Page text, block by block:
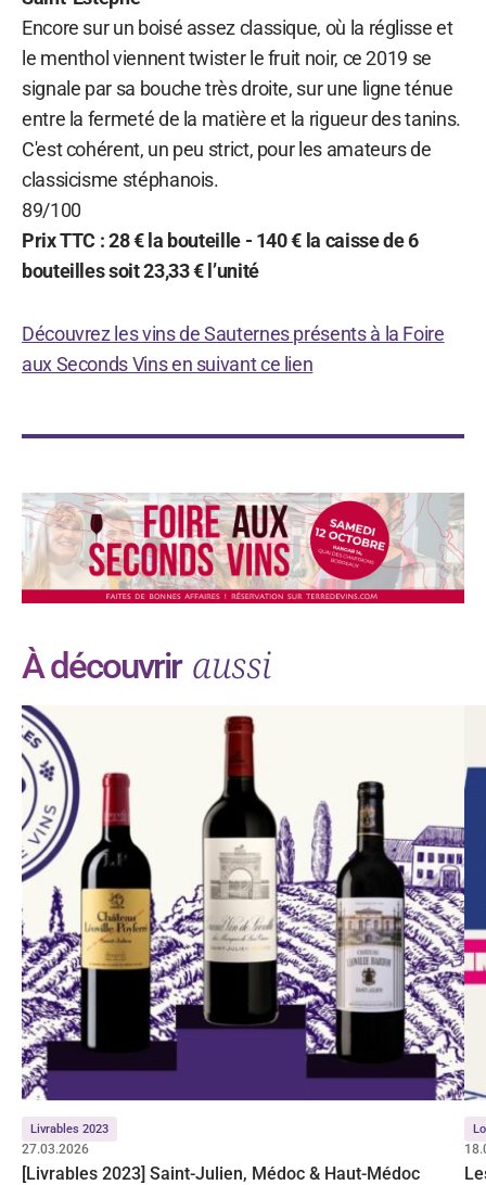
Encore sur un boisé assez classique, où la réglisse et
le menthol viennent twister le fruit noir, ce 2019 se
signale par sa bouche très droite, sur une ligne ténue
entre la fermeté de la matière et la rigueur des tanins.
C'est cohérent, un peu strict, pour les amateurs de
classicisme stéphanois.
89/100
Prix TTC : 28 € la bouteille - 140 € la caisse de 6
bouteilles soit 23,33 € l’unité
Découvrez les vins de Sauternes présents à la Foire
aux Seconds Vins en suivant ce lien
À découvrir aussi
Livrables 2023
27.03.2026
[Livrables 2023] Saint-Julien, Médoc & Haut-Médoc